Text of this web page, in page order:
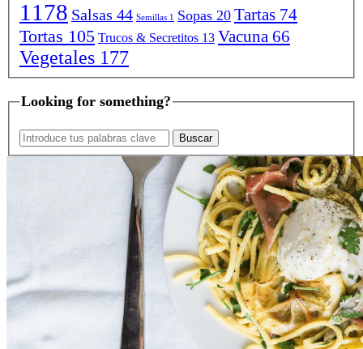
1178 Salsas 44 Semillas 1 Sopas 20 Tartas 74
Tortas 105 Trucos & Secretitos 13 Vacuna 66
Vegetales 177
Looking for something?